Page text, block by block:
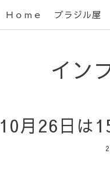
Ｈｏｍｅ ブラジル屋
イン
10月26日は